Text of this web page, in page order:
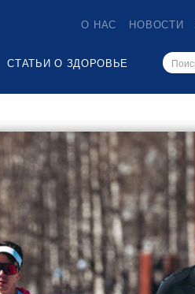
О НАС НОВОСТИ
СТАТЬИ О ЗДОРОВЬЕ